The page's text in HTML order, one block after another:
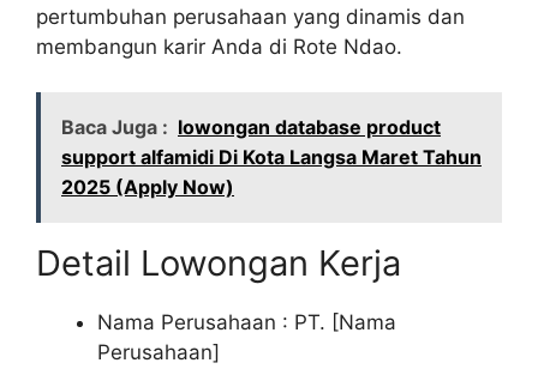
pertumbuhan perusahaan yang dinamis dan
membangun karir Anda di Rote Ndao.
Baca Juga : lowongan database product
support alfamidi Di Kota Langsa Maret Tahun
2025 (Apply Now)
Detail Lowongan Kerja
Nama Perusahaan : PT. [Nama
Perusahaan]